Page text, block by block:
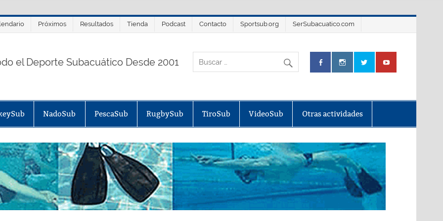
Próximos Resultados Tienda Podcast Contacto Sportsub.org SerSubacuatico.com
el Deporte Subacuático Desde 2001
NadoSub PescaSub RugbySub TiroSub VideoSub Otras actividades